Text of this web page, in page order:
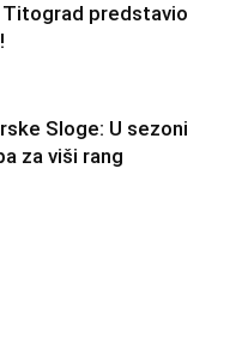
predstavio
Sloge: U sezoni
za viši rang